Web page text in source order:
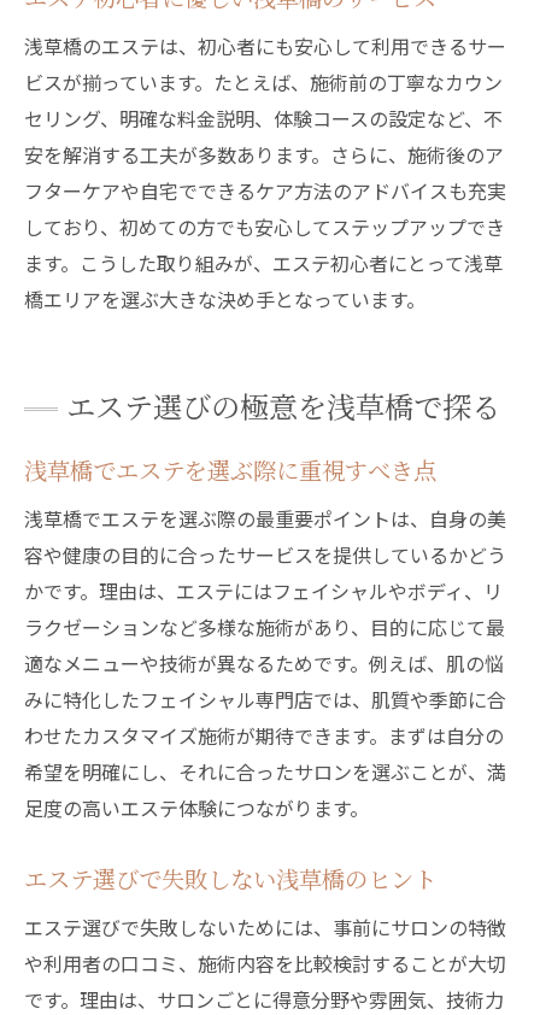
エステ選びに役立つ浅草橋の比較ポイント
体験談から学ぶ自分に合うエステの探し方
エステ体験で実感する満足度向上の工夫
浅草橋エリアのエステ選択肢を広げる方法
エステで理想の自分に近づく浅草橋活用術
浅草橋のエステは、初心者にも安心して利用できるサー
ビスが揃っています。たとえば、施術前の丁寧なカウン
セリング、明確な料金説明、体験コースの設定など、不
安を解消する工夫が多数あります。さらに、施術後のア
フターケアや自宅でできるケア方法のアドバイスも充実
しており、初めての方でも安心してステップアップでき
ます。こうした取り組みが、エステ初心者にとって浅草
橋エリアを選ぶ大きな決め手となっています。
エステ選びの極意を浅草橋で探る
浅草橋でエステを選ぶ際に重視すべき点
浅草橋でエステを選ぶ際の最重要ポイントは、自身の美
容や健康の目的に合ったサービスを提供しているかどう
かです。理由は、エステにはフェイシャルやボディ、リ
ラクゼーションなど多様な施術があり、目的に応じて最
適なメニューや技術が異なるためです。例えば、肌の悩
みに特化したフェイシャル専門店では、肌質や季節に合
わせたカスタマイズ施術が期待できます。まずは自分の
希望を明確にし、それに合ったサロンを選ぶことが、満
足度の高いエステ体験につながります。
エステ選びで失敗しない浅草橋のヒント
エステ選びで失敗しないためには、事前にサロンの特徴
や利用者の口コミ、施術内容を比較検討することが大切
です。理由は、サロンごとに得意分野や雰囲気、技術力